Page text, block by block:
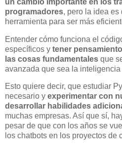
programadores, pero la idea es
herramienta para ser más
Entender cómo funciona el
específicos y tener
las cosas fundamentales que
avanzada que sea la inteligencia
Esto quiere decir, que estudiar
necesario y experimentar con
desarrollar habilidades
muchas empresas. Así que sí,
pesar de que con los años se
los chatbots en los proyectos de